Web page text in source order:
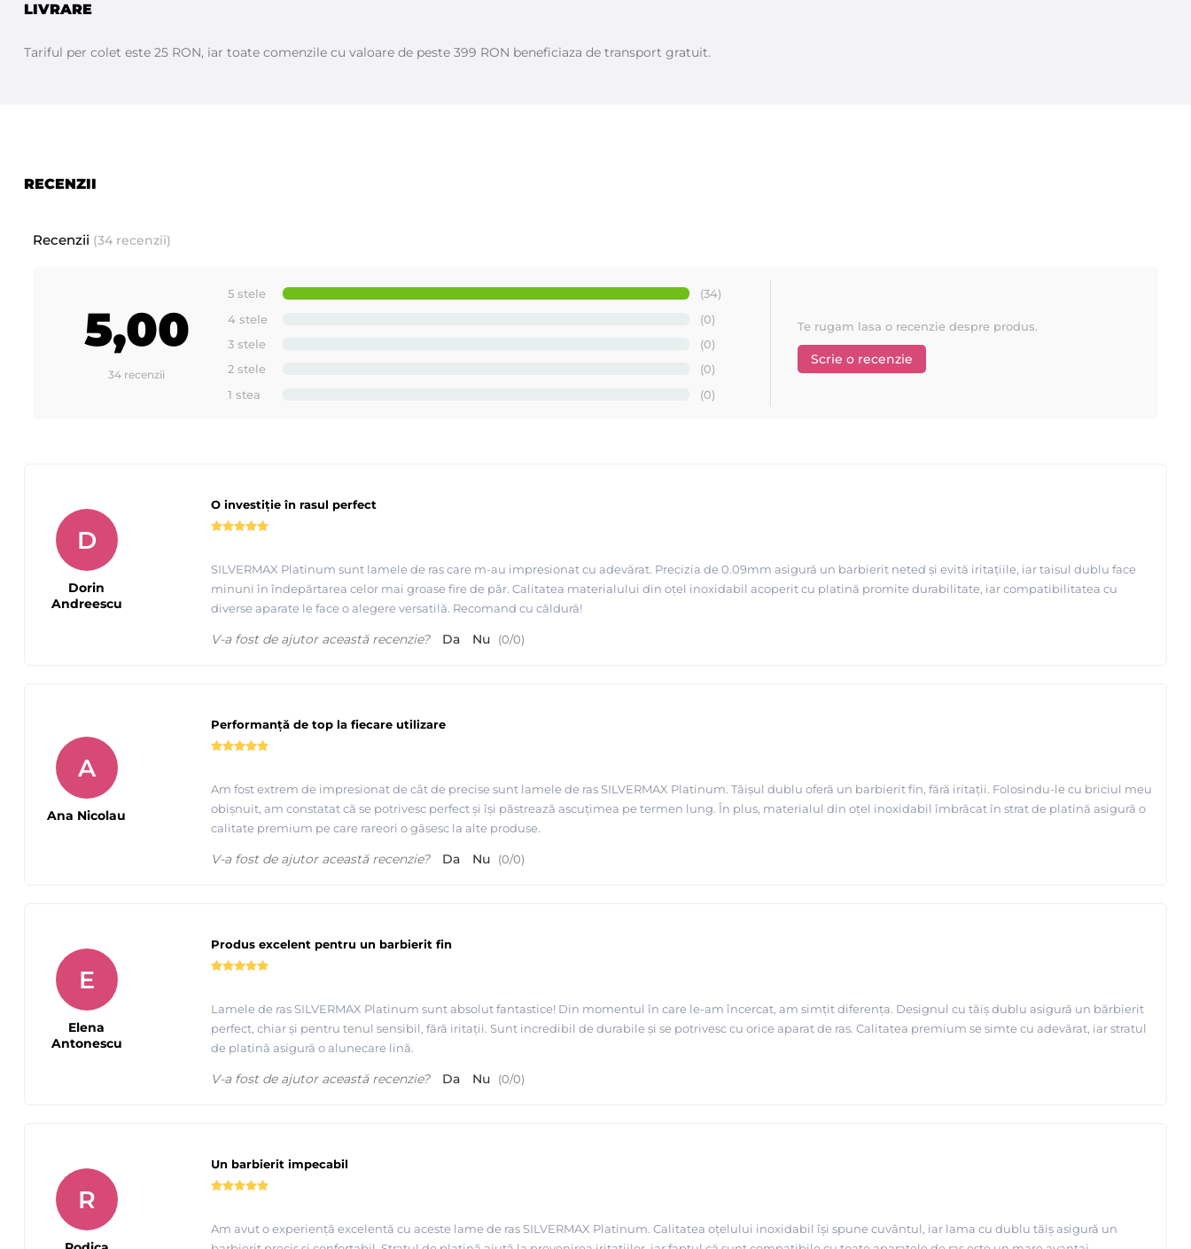
LIVRARE
Tariful per colet este 25 RON, iar toate comenzile cu valoare de peste 399 RON beneficiaza de transport gratuit.
RECENZII
Recenzii (34 recenzii)
5,00
34 recenzii
5 stele
(34)
4 stele
(0)
3 stele
(0)
2 stele
(0)
1 stea
(0)
Te rugam lasa o recenzie despre produs.
Scrie o recenzie
O investiție în rasul perfect
SILVERMAX Platinum sunt lamele de ras care m-au impresionat cu adevărat. Precizia de 0.09mm asigură un barbierit neted și evită iritațiile, iar taisul dublu face
minuni în îndepărtarea celor mai groase fire de păr. Calitatea materialului din oțel inoxidabil acoperit cu platină promite durabilitate, iar compatibilitatea cu
diverse aparate le face o alegere versatilă. Recomand cu căldură!
D
Dorin
Andreescu
V-a fost de ajutor această recenzie? Da Nu (0/0)
Performanță de top la fiecare utilizare
Am fost extrem de impresionat de cât de precise sunt lamele de ras SILVERMAX Platinum. Tăișul dublu oferă un barbierit fin, fără iritații. Folosindu-le cu briciul meu
obișnuit, am constatat că se potrivesc perfect și își păstrează ascuțimea pe termen lung. În plus, materialul din oțel inoxidabil îmbrăcat în strat de platină asigură o
calitate premium pe care rareori o găsesc la alte produse.
A
Ana Nicolau
V-a fost de ajutor această recenzie? Da Nu (0/0)
Produs excelent pentru un barbierit fin
Lamele de ras SILVERMAX Platinum sunt absolut fantastice! Din momentul în care le-am încercat, am simțit diferența. Designul cu tăiş dublu asigură un bărbierit
perfect, chiar şi pentru tenul sensibil, fără iritaţii. Sunt incredibil de durabile şi se potrivesc cu orice aparat de ras. Calitatea premium se simte cu adevărat, iar stratul
de platină asigură o alunecare lină.
E
Elena
Antonescu
V-a fost de ajutor această recenzie? Da Nu (0/0)
Un barbierit impecabil
Am avut o experiență excelentă cu aceste lame de ras SILVERMAX Platinum. Calitatea oțelului inoxidabil își spune cuvântul, iar lama cu dublu tăiș asigură un
R